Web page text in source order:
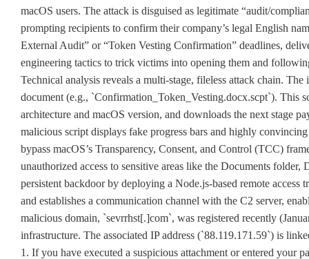
macOS users. The attack is disguised as legitimate “audit/
prompting recipients to confirm their company’s legal English
External Audit” or “Token Vesting Confirmation” deadlines,
engineering tactics to trick victims into opening them and
Technical analysis reveals a multi-stage, fileless attack chain.
document (e.g., `Confirmation_Token_Vesting.docx.scpt`). This
architecture and macOS version, and downloads the next stage
malicious script displays fake progress bars and highly
bypass macOS’s Transparency, Consent, and Control (TCC)
unauthorized access to sensitive areas like the Documents folder,
persistent backdoor by deploying a Node.js-based remote
and establishes a communication channel with the C2 server,
malicious domain, `sevrrhst[.]com`, was registered recently
infrastructure. The associated IP address (`88.119.171.59`) is
1. If you have executed a suspicious attachment or entered your